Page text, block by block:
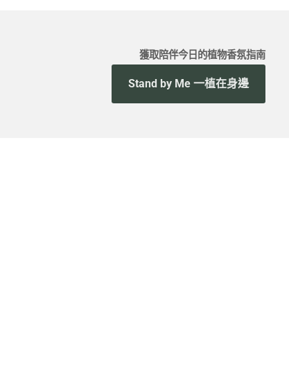
獲取陪伴今日的植物香氛指南
Stand by Me 一植在身邊